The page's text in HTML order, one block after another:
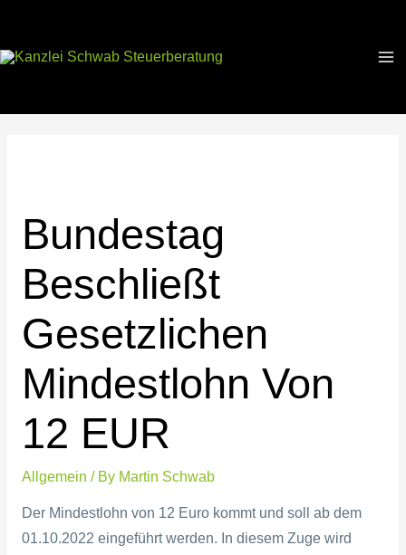
Bundestag
Beschließt
Gesetzlichen
Mindestlohn Von
12 EUR
Allgemein / By Martin Schwab
Der Mindestlohn von 12 Euro kommt und soll ab dem
01.10.2022 eingeführt werden. In diesem Zuge wird